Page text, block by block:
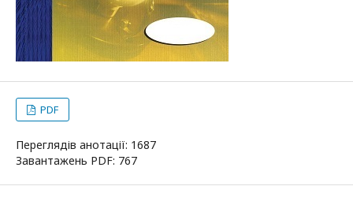
PDF
Переглядів анотації: 1687
Завантажень PDF: 767